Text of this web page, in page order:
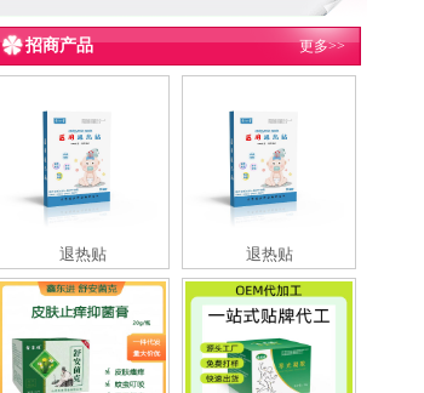
招商产品 更多>>
退热贴 退热贴